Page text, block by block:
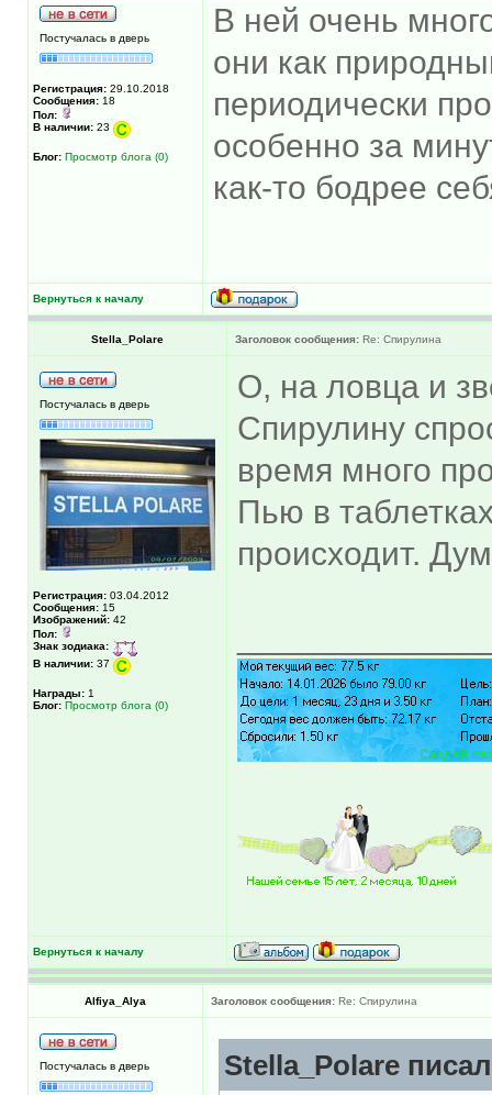
Постучалась в дверь
Регистрация: 29.10.2018
Сообщения: 18
Пол:
В наличии: 23
Блог: Просмотр блога (0)
В ней очень
они как
периодически
особенно за
как-то бодрее
Вернуться к началу
Stella_Polare Заголовок сообщения: Re: Спирулина
Постучалась в дверь
Регистрация: 03.04.2012
Сообщения: 15
Изображений: 42
Пол:
Знак зодиака:
В наличии: 37
Награды: 1
Блог: Просмотр блога (0)
О, на ловца и
Спирулину
время много
Пью в
происходит.
Вернуться к началу
Alfiya_Alya Заголовок сообщения: Re: Спирулина
Постучалась в дверь Stella_Polare